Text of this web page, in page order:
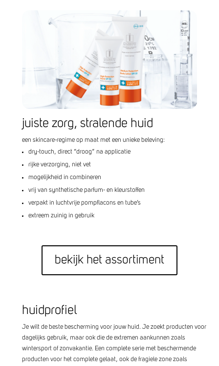
juiste zorg, stralende huid
een skincare-regime op maat met een unieke beleving:
dry-touch, direct “droog” na applicatie
rijke verzorging, niet vet
mogelijkheid in combineren
vrij van synthetische parfum- en kleurstoffen
verpakt in luchtvrije pompflacons en tube’s
extreem zuinig in gebruik
bekijk het assortiment
huidprofiel
Je wilt de beste bescherming voor jouw huid. Je zoekt producten voor
dagelijks gebruik, maar ook die de extremen aankunnen zoals
wintersport of zonvakantie. Een complete serie met beschermende
producten voor het complete gelaat, ook de fragiele zone zoals